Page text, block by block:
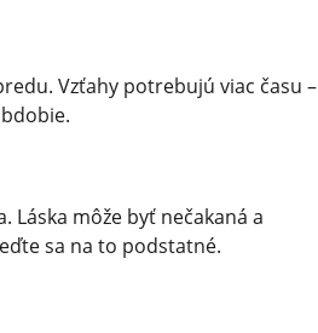
Vzťahy potrebujú viac času –
Láska môže byť nečakaná a
sa na to podstatné.